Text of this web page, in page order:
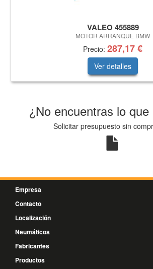
VALEO 455889
MOTOR ARRANQUE BMW
Precio: 287,17 €
Ver detalles
¿No encuentras lo
Solicitar presupuesto sin
Empresa
Contacto
Localización
Neumáticos
Fabricantes
Productos